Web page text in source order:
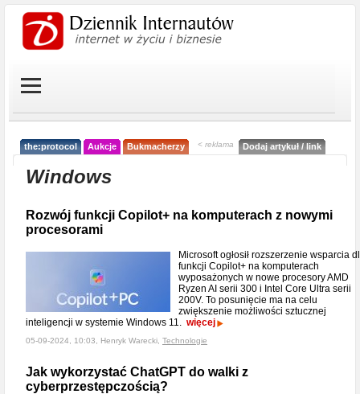
the:protocol Aukcje Bukmacherzy < reklama Dodaj artykuł / link
Windows
Rozwój funkcji Copilot+ na komputerach z nowymi
procesorami
Microsoft ogłosił rozszerzenie wsparcia
funkcji Copilot+ na komputerach
wyposażonych w nowe procesory AMD
Ryzen AI serii 300 i Intel Core Ultra serii
200V. To posunięcie ma na celu
zwiększenie możliwości sztucznej
inteligencji w systemie Windows 11. więcej
05-09-2024, 10:03, Henryk Warecki, Technologie
Jak wykorzystać ChatGPT do walki z
cyberprzestępczością?